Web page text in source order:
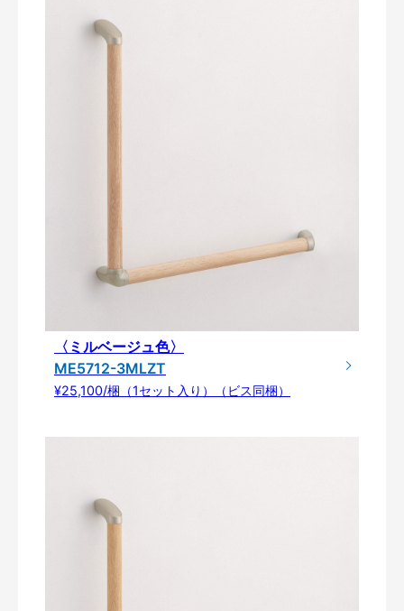
〈ミルベージュ色〉
ME5712-3MLZT
¥25,100/梱（1セット入り）（ビス同梱）